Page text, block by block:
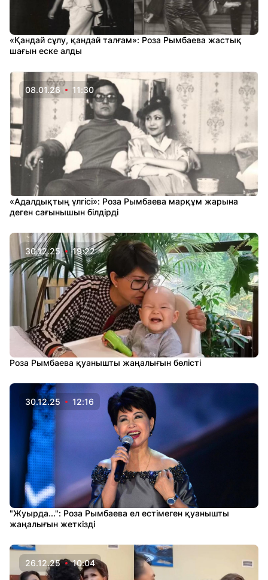
«Қандай сұлу, қандай талғам»: Роза Рымбаева жастық
шағын еске алды
08.01.26 11:30
«Адалдықтың үлгісі»: Роза Рымбаева марқұм жарына
деген сағынышын білдірді
30.12.25 19:22
Роза Рымбаева қуанышты жаңалығын бөлісті
30.12.25 12:16
"Жуырда...": Роза Рымбаева ел естімеген қуанышты
жаңалығын жеткізді
26.12.25 10:04